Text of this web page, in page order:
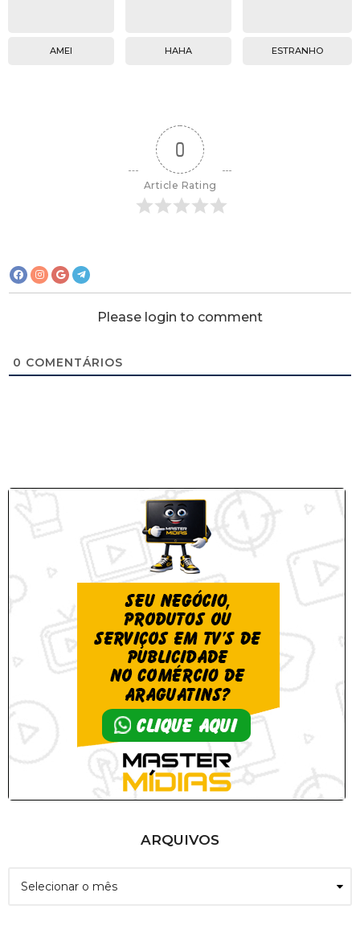
AMEI HAHA ESTRANHO
0
Article Rating
Please login to comment
0 COMENTÁRIOS
ARQUIVOS